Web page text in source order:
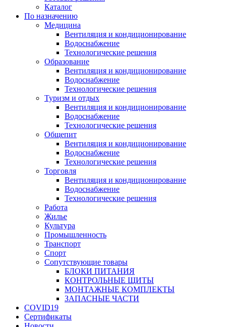
Каталог
По назначению
Медицина
Вентиляция и кондиционирование
Водоснабжение
Технологические решения
Образование
Вентиляция и кондиционирование
Водоснабжение
Технологические решения
Туризм и отдых
Вентиляция и кондиционирование
Водоснабжение
Технологические решения
Общепит
Вентиляция и кондиционирование
Водоснабжение
Технологические решения
Торговля
Вентиляция и кондиционирование
Водоснабжение
Технологические решения
Работа
Жилье
Культура
Промышленность
Транспорт
Спорт
Сопутствующие товары
БЛОКИ ПИТАНИЯ
КОНТРОЛЬНЫЕ ЩИТЫ
МОНТАЖНЫЕ КОМПЛЕКТЫ
ЗАПАСНЫЕ ЧАСТИ
COVID19
Сертификаты